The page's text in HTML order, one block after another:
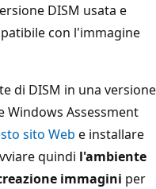
DISM usata e
con l'immagine
di DISM in una versione
Windows Assessment
sito Web e installare
quindi l'ambiente
immagini per